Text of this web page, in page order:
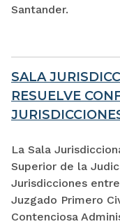
Santander.
SALA
RESUELVE
La Sala
Superior de la
Jurisdicciones
Juzgado Primero
Contenciosa